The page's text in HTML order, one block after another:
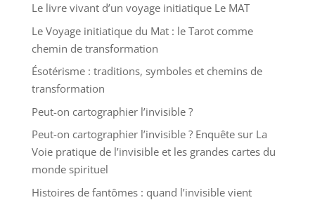
Le livre vivant d’un voyage initiatique Le MAT
Le Voyage initiatique du Mat : le Tarot comme
chemin de transformation
Ésotérisme : traditions, symboles et chemins de
transformation
Peut-on cartographier l’invisible ?
Peut-on cartographier l’invisible ? Enquête sur La
Voie pratique de l’invisible et les grandes cartes du
monde spirituel
Histoires de fantômes : quand l’invisible vient